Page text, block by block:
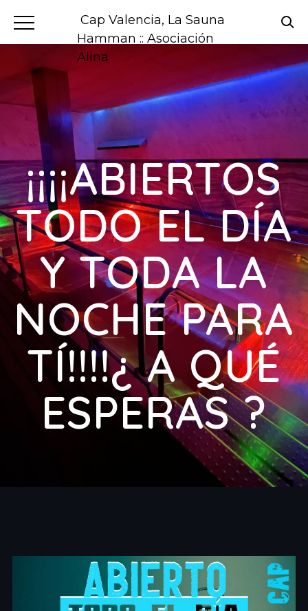
Cap Valencia, La Sauna
Hamman :: Asociación
Alina
¡¡¡¡ABIERTOS
TODO EL DÍA
Y TODA LA
NOCHE PARA
TÍ!!!!¿ A QUÉ
ESPERAS ?